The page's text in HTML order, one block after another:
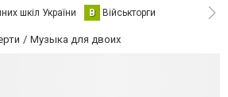
шкіл України В Військторги
Музыка для двоих